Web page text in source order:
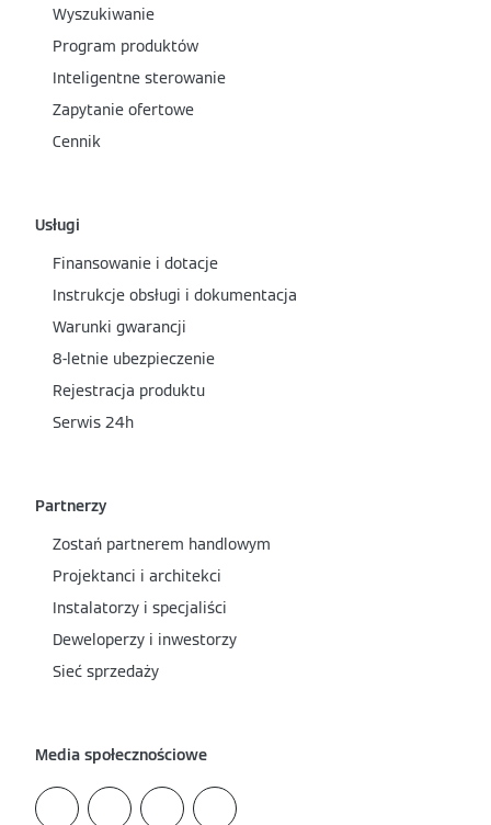
Wyszukiwanie
Program produktów
Inteligentne sterowanie
Zapytanie ofertowe
Cennik
Usługi
Finansowanie i dotacje
Instrukcje obsługi i dokumentacja
Warunki gwarancji
8-letnie ubezpieczenie
Rejestracja produktu
Serwis 24h
Partnerzy
Zostań partnerem handlowym
Projektanci i architekci
Instalatorzy i specjaliści
Deweloperzy i inwestorzy
Sieć sprzedaży
Media społecznościowe